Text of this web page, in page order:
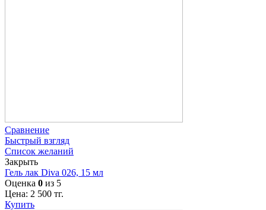
Сравнение
Быстрый взгляд
Список желаний
Закрыть
Гель лак Diva 026, 15 мл
Оценка 0 из 5
Цена: 2 500 тг.
Купить